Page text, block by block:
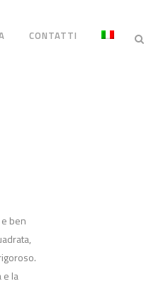
CONTATTI
ben
e la